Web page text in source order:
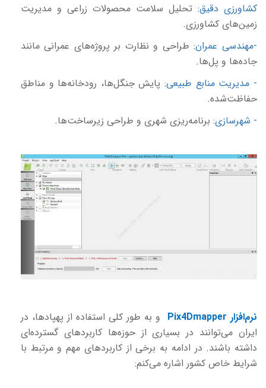
کشاورزی دقیق: تحلیل سلامت محصولات زراعی و مدیریت
زمین‌های کشاورزی.
-مهندسی عمران: طراحی و نظارت بر پروژه‌های عمرانی مانند
جاده‌ها و پل‌ها.
- مدیریت منابع طبیعی: پایش جنگل‌ها، رودخانه‌ها و مناطق
حفاظت‌شده.
- شهرسازی: برنامه‌ریزی شهری و طراحی زیرساخت‌ها.
نرم‌افزار Pix4Dmapper و به طور کلی استفاده از پهپادها، در
ایران می‌توانند در بسیاری از حوزه‌ها کاربردهای گسترده‌ای
داشته باشند. در ادامه به برخی از کاربردهای مهم و مرتبط با
شرایط خاص کشور اشاره می‌کنم: